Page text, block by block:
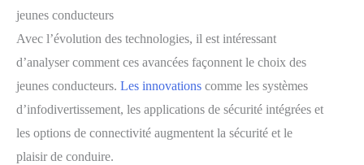
jeunes conducteurs
Avec l’évolution des technologies, il est intéressant
d’analyser comment ces avancées façonnent le choix des
jeunes conducteurs. Les innovations comme les systèmes
d’infodivertissement, les applications de sécurité intégrées et
les options de connectivité augmentent la sécurité et le
plaisir de conduire.